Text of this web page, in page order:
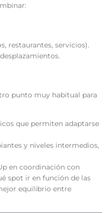
restaurantes, servicios).
punto muy habitual para
que permiten adaptarse
y niveles intermedios,
en coordinación con
spot ir en función de las
equilibrio entre